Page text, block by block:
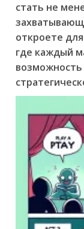
стать не
откроете
где каждый
возможность